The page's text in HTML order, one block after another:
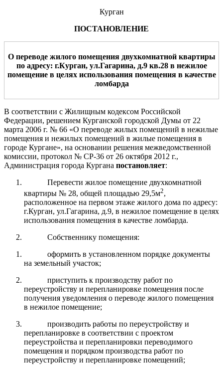
Курган
ПОСТАНОВЛЕНИЕ
О переводе жилого помещения двухкомнатной квартиры
по адресу: г.Курган, ул.Гагарина, д.9кв.28в нежилое
помещение в целях использования помещения в качестве
ломбарда
В соответствии с Жилищным кодексом Российской
Федерации, решением Курганской городской Думы от 22
марта 2006 г. № 66 «О переводе жилых помещений в нежилые
помещения и нежилых помещений в жилые помещения в
городе Кургане», на основании решения межведомственной
комиссии, протокол № СР-36 от 26 октября 2012 г.,
Администрация города Кургана постановляет:
Перевести жилое помещение двухкомнатной
квартиры № 28, общей площадью 29,5м2,
расположенное на первом этаже жилого дома по адресу:
г.Курган, ул.Гагарина, д.9, в нежилое помещение в целях
использования помещения в качестве ломбарда.
Собственнику помещения:
оформить в установленном порядке документы
на земельный участок;
приступить к производству работ по
переустройству и перепланировке помещения после
получения уведомления о переводе жилого помещения
в нежилое помещение;
производить работы по переустройству и
перепланировке в соответствии с проектом
переустройства и перепланировки переводимого
помещения и порядком производства работ по
переустройству и перепланировке помещений;